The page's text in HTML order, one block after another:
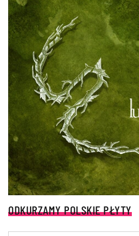
ODKURZAMY POLSKIE PŁYTY